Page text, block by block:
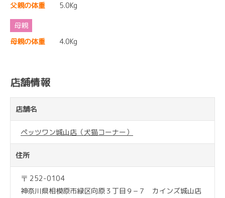
父親の体重 5.0Kg
母親の体重 4.0Kg
店舗情報
店舗名
ペッツワン城山店（犬猫コーナー）
住所
〒 252-0104
神奈川県相模原市緑区向原３丁目９−７ カインズ城山店